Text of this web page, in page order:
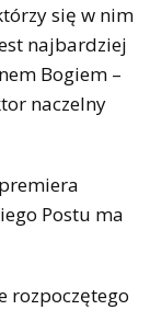
się w nim
najbardziej
Bogiem –
naczelny
Postu ma
rozpoczętego